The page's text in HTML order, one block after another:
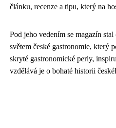
článku, recenze a tipu, který na
Pod jeho vedením se magazín
světem české gastronomie, který
skryté gastronomické perly,
vzdělává je o bohaté historii